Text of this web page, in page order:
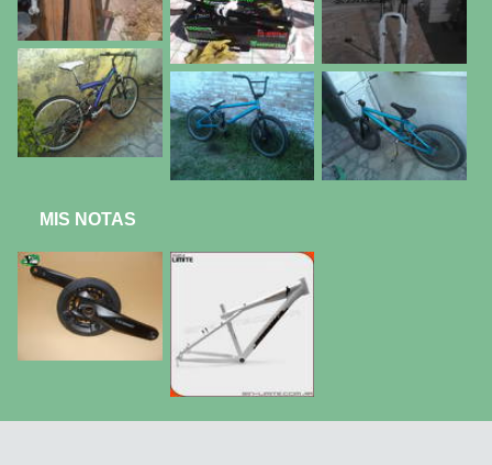
MIS NOTAS